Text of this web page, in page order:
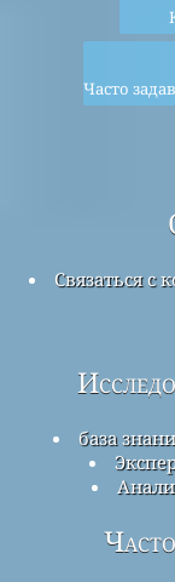
Часто
Связаться с
база